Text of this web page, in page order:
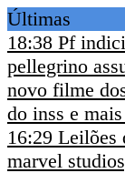
Últimas
18:38 Pf
pellegrino
novo filme
do inss e
16:29 Leilões
marvel